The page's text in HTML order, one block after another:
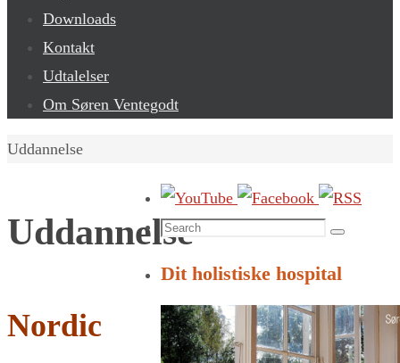
Downloads
Kontakt
Udtalelser
Om Søren Ventegodt
Home
Uddannelse
Uddannelse
Nordic
Search
Search
Dit holistiske hospital